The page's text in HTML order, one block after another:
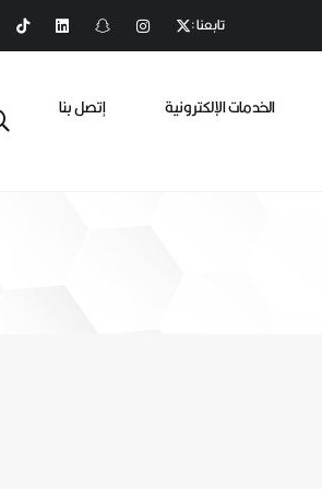
تابعنا :
الخدمات الإلكترونية
إتصل بنا